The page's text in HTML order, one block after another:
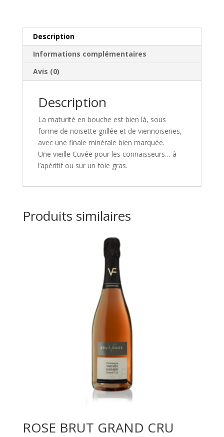
Description
Informations complémentaires
Avis (0)
Description
La maturité en bouche est bien là, sous
forme de noisette grillée et de viennoiseries,
avec une finale minérale bien marquée.
Une vieille Cuvée pour les connaisseurs… à
l’apéritif ou sur un foie gras.
Produits similaires
ROSE BRUT GRAND CRU